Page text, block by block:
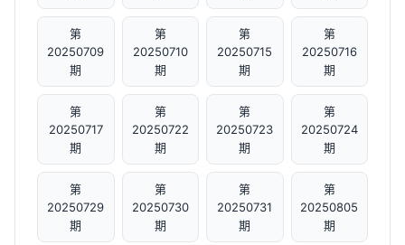
第
20250709
期
第
20250710
期
第
20250715
期
第
20250716
期
第
20250717
期
第
20250722
期
第
20250723
期
第
20250724
期
第
20250729
期
第
20250730
期
第
20250731
期
第
20250805
期